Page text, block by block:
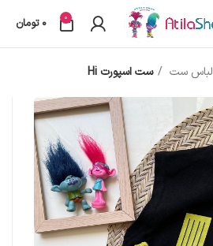
0
0 تومان
لباس ست ست اسپورت Hi